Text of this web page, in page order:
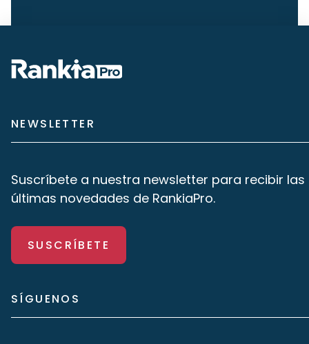
NEWSLETTER
Suscríbete a nuestra newsletter para recibir las
últimas novedades de RankiaPro.
SUSCRÍBETE
SÍGUENOS